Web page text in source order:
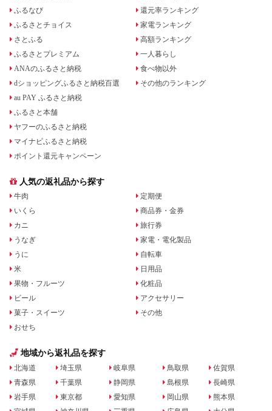
ふるなび
ふるさとチョイス
さとふる
ふるさとプレミアム
ANAのふるさと納税
dショッピングふるさと納税百選
au PAY ふるさと納税
ふるさと本舗
ヤフーのふるさと納税
マイナビふるさと納税
ポイント還元キャンペーン
還元率ランキング
家電ランキング
高額ランキング
一人暮らし
食べ物以外
その他のランキング
人気の返礼品から探す
牛肉
いくら
カニ
うなぎ
うに
米
果物・フルーツ
ビール
菓子・スイーツ
おせち
定期便
商品券・金券
旅行券
家電・電化製品
自転車
日用品
化粧品
アクセサリー
その他
地域から返礼品を探す
北海道
青森県
岩手県
埼玉県
千葉県
東京都
岐阜県
静岡県
愛知県
鳥取県
島根県
岡山県
佐賀県
長崎県
熊本県